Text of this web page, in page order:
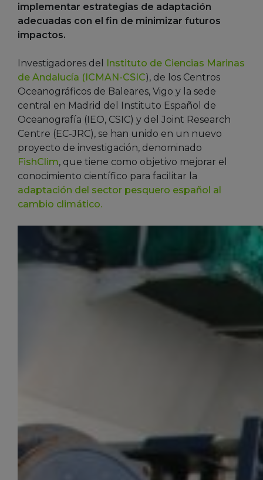
implementar estrategias de adaptación
adecuadas con el fin de minimizar futuros
impactos.
Investigadores del
Instituto de Ciencias Marinas
de Andalucía (ICMAN-CSIC), de los Centros
Oceanográficos de Baleares, Vigo y la sede
central en Madrid del Instituto Español de
Oceanografía (IEO, CSIC) y del Joint Research
Centre (EC-JRC), se han unido en un nuevo
proyecto de investigación, denominado
FishClim, que tiene como objetivo mejorar el
conocimiento científico para facilitar la
adaptación del sector pesquero español al
cambio climático.